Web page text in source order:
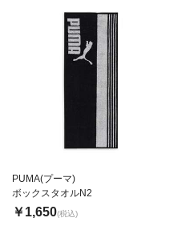
PUMA(プーマ)
ボックスタオルN2
￥1,650(税込)